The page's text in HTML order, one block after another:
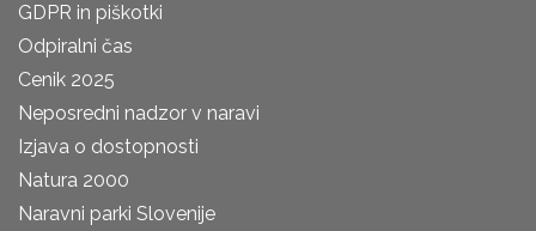
GDPR in piškotki
Odpiralni čas
Cenik 2025
Neposredni nadzor v naravi
Izjava o dostopnosti
Natura 2000
Naravni parki Slovenije